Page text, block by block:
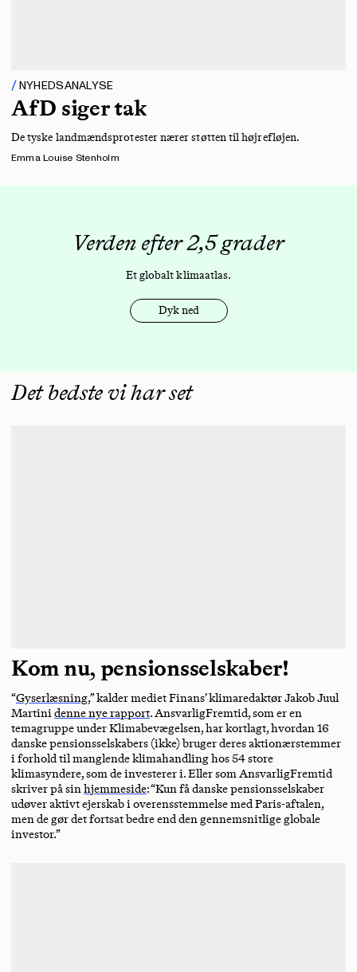
NYHEDSANALYSE
AfD siger tak
De tyske landmændsprotester nærer støtten til højrefløjen.
Emma Louise Stenholm
Verden efter 2,5 grader
Et globalt klimaatlas.
Dyk ned
Det bedste vi har set
Kom nu, pensionsselskaber!
“Gyserlæsning,” kalder mediet Finans’ klimaredaktør Jakob Juul
Martinidenne nye rapport. AnsvarligFremtid, som er en
temagruppe under Klimabevægelsen, har kortlagt, hvordan 16
danske pensionsselskabers (ikke) bruger deres aktionærstemmer
i forhold til manglende klimahandling hos 54 store
klimasyndere, som de investerer i. Eller som AnsvarligFremtid
skriver på sinhjemmeside: “Kun få danske pensionsselskaber
udøver aktivt ejerskab i overensstemmelse med Paris-aftalen,
men de gør det fortsat bedre end den gennemsnitlige globale
investor.”